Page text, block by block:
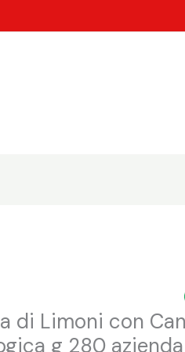
di Limoni con
g 280 azienda